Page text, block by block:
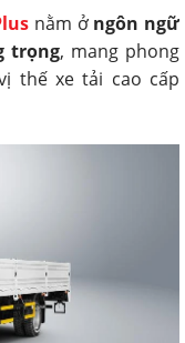
nằm ở ngôn ngữ
trọng, mang phong
thế xe tải cao cấp